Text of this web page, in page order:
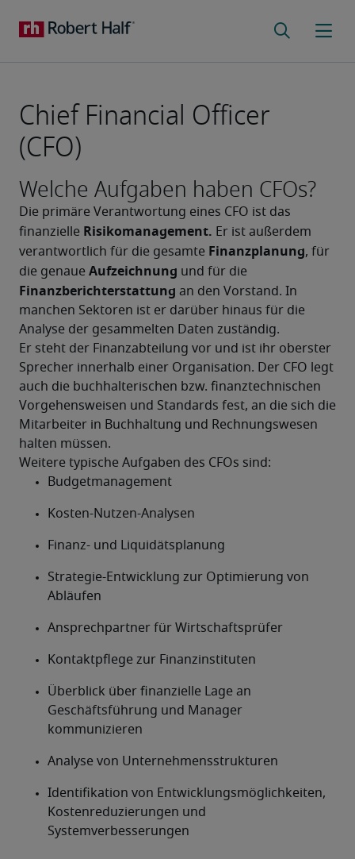
Chief Financial Officer
(CFO)
Welche Aufgaben haben CFOs?
Die primäre Verantwortung eines CFO ist das
finanzielle Risikomanagement. Er ist außerdem
verantwortlich für die gesamte Finanzplanung, für
die genaue Aufzeichnung
Finanzberichterstattung an den Vorstand. In
manchen Sektoren ist er darüber hinaus für die
Analyse der gesammelten Daten zuständig.
Er steht der Finanzabteilung vor und ist ihr oberster
Sprecher innerhalb einer Organisation. Der CFO legt
auch die buchhalterischen bzw. finanztechnischen
Vorgehensweisen und Standards fest, an die sich die
Mitarbeiter in Buchhaltung und Rechnungswesen
halten müssen.
Weitere typische Aufgaben des CFOs sind:
Budgetmanagement
Kosten-Nutzen-Analysen
Finanz- und Liquidätsplanung
Strategie-Entwicklung zur Optimierung von
Abläufen
Ansprechpartner für Wirtschaftsprüfer
Kontaktpflege zur Finanzinstituten
Überblick über finanzielle Lage an
Geschäftsführung und Manager
kommunizieren
Analyse von Unternehmensstrukturen
Identifikation von Entwicklungsmöglichkeiten,
Kostenreduzierungen und
Systemverbesserungen